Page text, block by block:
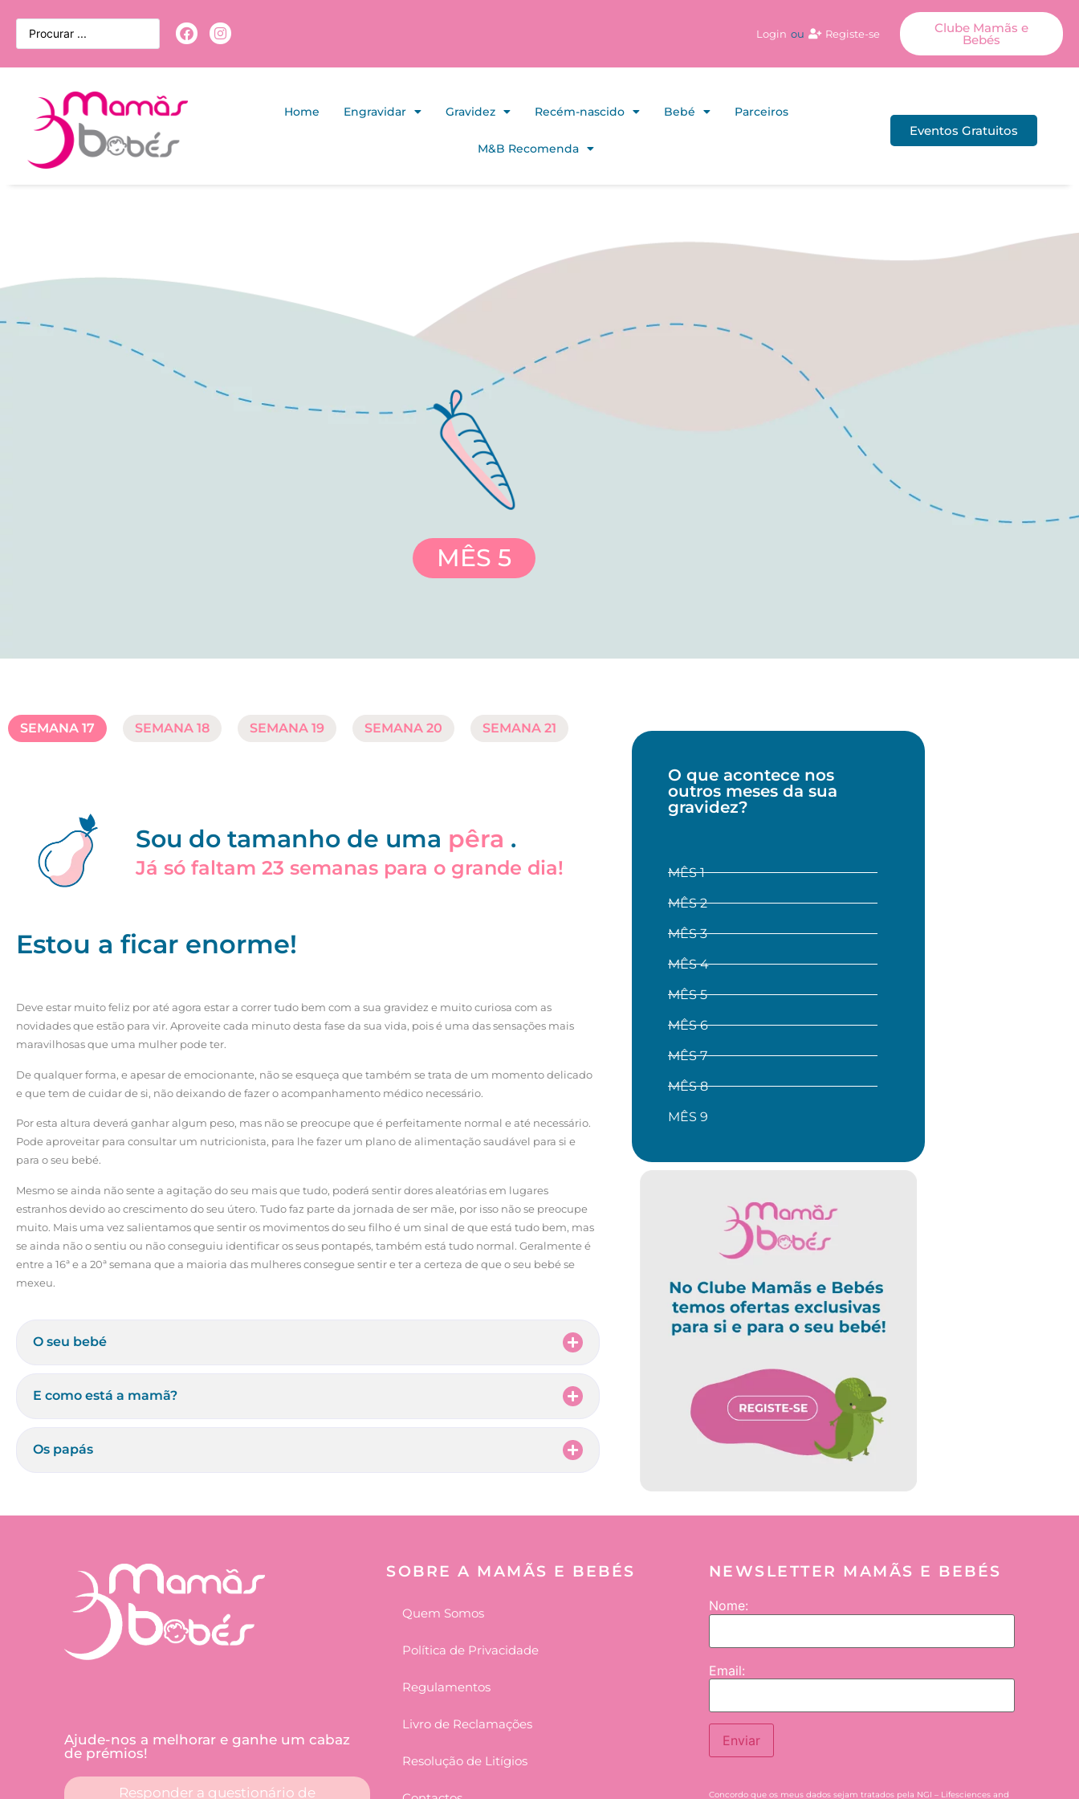
Login ou Registe-se Clube Mamãs e
Bebés
Home Engravidar Gravidez Recém-nascido Bebé Parceiros
M&B Recomenda
Eventos Gratuitos
MÊS 5
SEMANA 17 SEMANA 18 SEMANA 19 SEMANA 20 SEMANA 21
Sou do tamanho de uma pêra .
Já só faltam 23 semanas para o grande dia!
Estou a ficar enorme!
Deve estar muito feliz por até agora estar a correr tudo bem com a sua gravidez e muito curiosa com as
novidades que estão para vir. Aproveite cada minuto desta fase da sua vida, pois é uma das sensações mais
maravilhosas que uma mulher pode ter.
De qualquer forma, e apesar de emocionante, não se esqueça que também se trata de um momento delicado
e que tem de cuidar de si, não deixando de fazer o acompanhamento médico necessário.
Por esta altura deverá ganhar algum peso, mas não se preocupe que é perfeitamente normal e até necessário.
Pode aproveitar para consultar um nutricionista, para lhe fazer um plano de alimentação saudável para si e
para o seu bebé.
Mesmo se ainda não sente a agitação do seu mais que tudo, poderá sentir dores aleatórias em lugares
estranhos devido ao crescimento do seu útero. Tudo faz parte da jornada de ser mãe, por isso não se preocupe
muito. Mais uma vez salientamos que sentir os movimentos do seu filho é um sinal de que está tudo bem, mas
se ainda não o sentiu ou não conseguiu identificar os seus pontapés, também está tudo normal. Geralmente é
entre a 16ª e a 20ª semana que a maioria das mulheres consegue sentir e ter a certeza de que o seu bebé se
mexeu.
O seu bebé
E como está a mamã?
Os papás
O que acontece nos
outros meses da sua
gravidez?
MÊS 1
MÊS 2
MÊS 3
MÊS 4
MÊS 5
MÊS 6
MÊS 7
MÊS 8
MÊS 9
Ajude-nos a melhorar e ganhe um cabaz
de prémios!
Responder a questionário de
SOBRE A MAMÃS E BEBÉS
Quem Somos
Política de Privacidade
Regulamentos
Livro de Reclamações
Resolução de Litígios
NEWSLETTER MAMÃS E BEBÉS
Nome:
Email:
Enviar
Concordo que os meus dados sejam tratados pela NGI – Lifesciences and